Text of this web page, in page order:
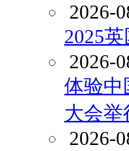
2026-
2025
2026-
体验中
大会举
2026-